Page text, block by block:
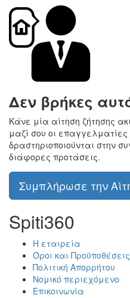
Δεν βρήκες
Κάνε μία αίτηση ζήτησης
μαζί σου οι επαγγελματίες
δραστηριοποιούνται στην
διάφορες προτάσεις.
Συμπλήρωσε την
Spiti360
Η εταιρεία
Όροι και Προϋποθέσεις
Πολιτική Απορρήτου
Νομικό περιεχόμενο
Επικοινωνία